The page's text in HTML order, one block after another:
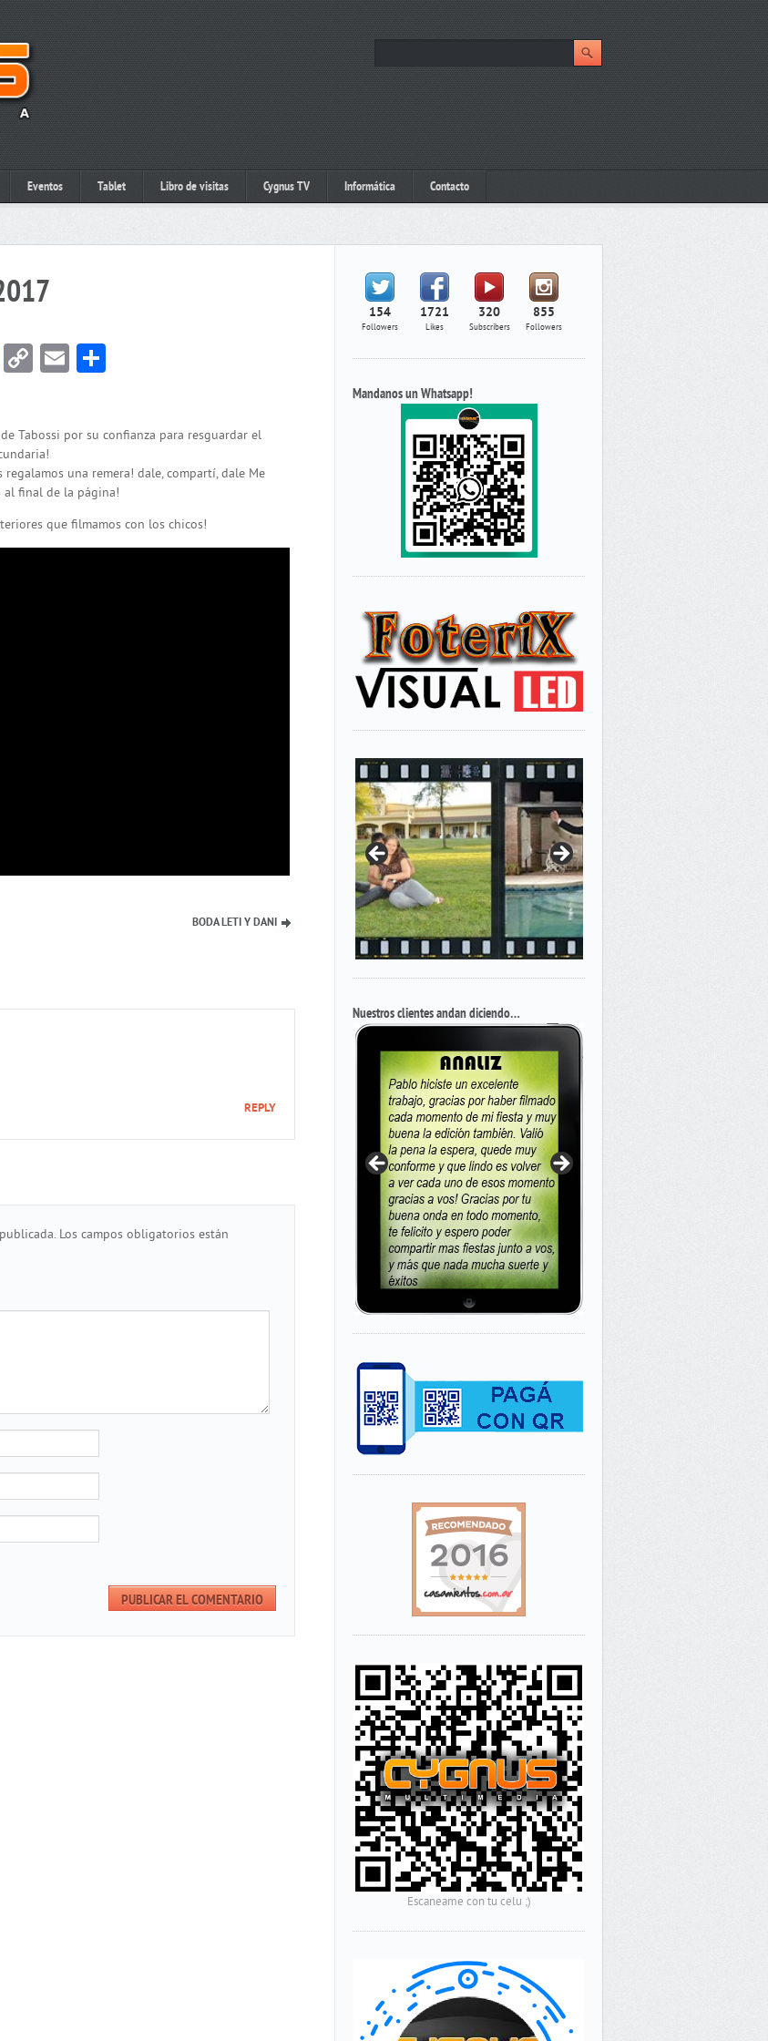
Eventos Tablet Libro de visitas Cygnus TV Informática Contacto
Messenger
CopyEmail
Tabossi por su confianza para resguardar el
una remera! dale, compartí, dale Me
al final de la página!
que filmamos con los chicos!
BODA LETI Y DANI
REPLY
Los campos obligatorios están
154
Followers
1721
Likes
320
Subscribers
855
Followers
Mandanos un Whatsapp!
Nuestros clientes andan diciendo…
Escaneame con tu celu ;)